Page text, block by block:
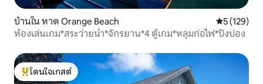
บ้านใน หาด Orange Beach คะแนนเฉลี่ย
5 (129)
ห้องเล่นเกม*สระว่ายน้ำ*จักรยาน*4 ตู้เกม*หลุมก่อไฟ*ปิงปอง
โดนใจเกสต์ที่สุด
โดนใจเกสต์